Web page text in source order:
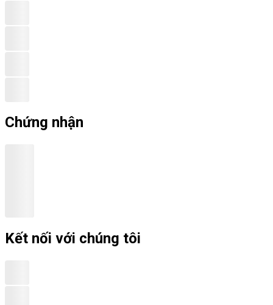
Chứng nhận
Kết nối với chúng tôi